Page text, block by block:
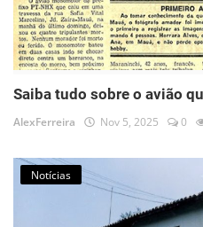
Saiba tudo sobre o avião
AlexFerreira Nov 5, 2025 0
Notícias